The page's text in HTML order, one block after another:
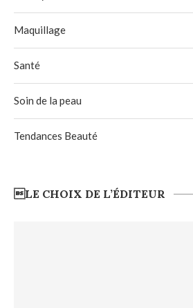
Maquillage
Santé
Soin de la peau
Tendances Beauté
LE CHOIX DE L’ÉDITEUR